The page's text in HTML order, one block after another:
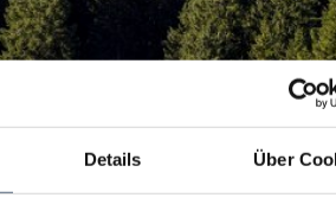
Details Über